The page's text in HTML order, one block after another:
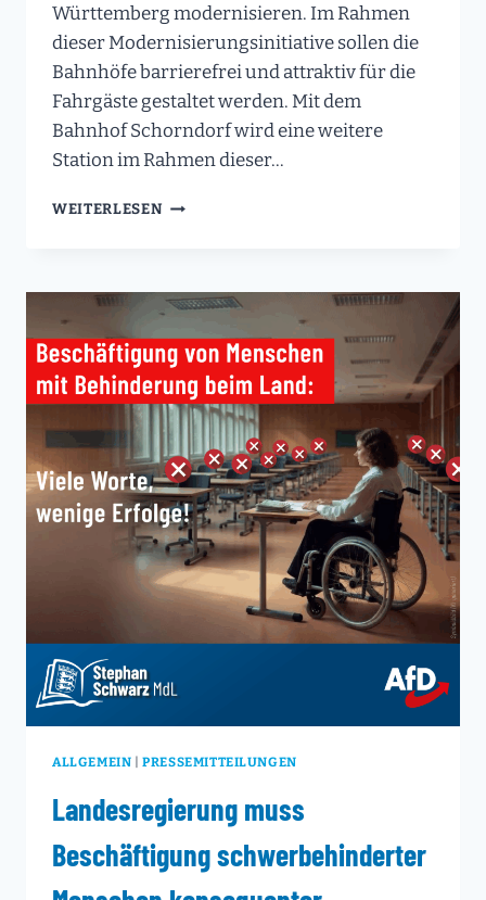
Württemberg modernisieren. Im Rahmen
dieser Modernisierungsinitiative sollen die
Bahnhöfe barrierefrei und attraktiv für die
Fahrgäste gestaltet werden. Mit dem
Bahnhof Schorndorf wird eine weitere
Station im Rahmen dieser…
WEITERLESEN SPATENSTICH
DES
BAHNHOFS
SCHORNDORF
ALLGEMEIN |PRESSEMITTEILUNGEN
Landesregierung muss
Beschäftigung schwerbehinderter